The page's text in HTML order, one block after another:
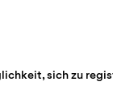
sich zu